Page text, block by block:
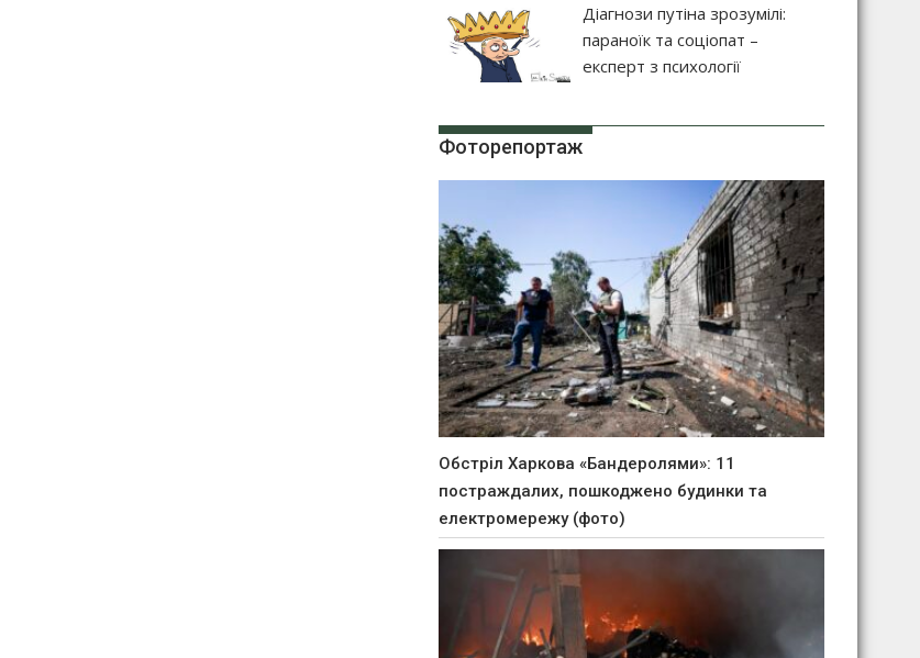
Діагнози путіна зрозумілі:
параноїк та соціопат –
експерт з психології
Фоторепортаж
Обстріл Харкова «Бандеролями»: 11
постраждалих, пошкоджено будинки та
електромережу (фото)